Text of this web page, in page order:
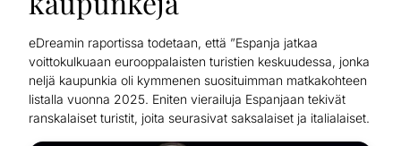
eDreamin raportissa todetaan, että ”Espanja jatkaa
voittokulkuaan eurooppalaisten turistien keskuudessa, jonka
neljä kaupunkia oli kymmenen suosituimman matkakohteen
listalla vuonna 2025. Eniten vierailuja Espanjaan tekivät
ranskalaiset turistit, joita seurasivat saksalaiset ja italialaiset.